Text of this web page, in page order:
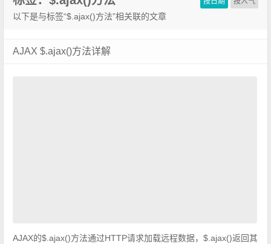
以下是与标签“$.ajax()方法”相关联的文章
AJAX $.ajax()方法详解
AJAX的$.ajax()方法通过HTTP请求加载远程数据，$.ajax()返回其